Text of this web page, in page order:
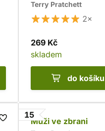
Terry Pratchett
2×
269 Kč
skladem
do košíku
15
Muži ve zbrani